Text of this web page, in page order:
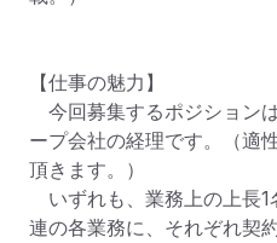
【仕事の魅力】
今回募集するポジション
ープ会社の経理です。（適
頂きます。）
いずれも、業務上の上長1
連の各業務に、それぞれ契